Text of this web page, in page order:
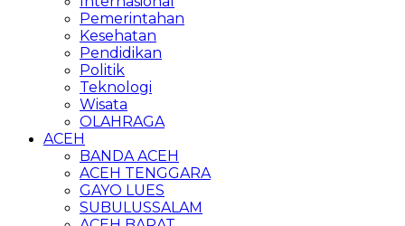
Pemerintahan
Kesehatan
Pendidikan
Politik
Teknologi
Wisata
OLAHRAGA
ACEH
BANDA ACEH
ACEH TENGGARA
GAYO LUES
SUBULUSSALAM